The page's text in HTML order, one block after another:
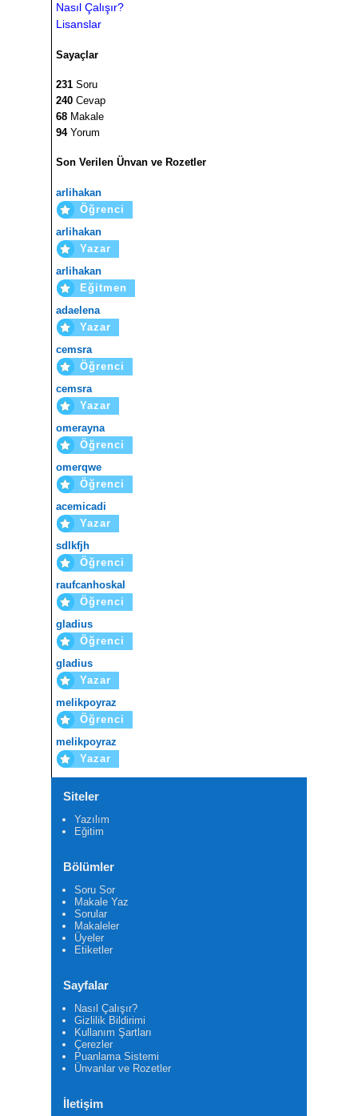
Nasıl Çalışır?
Lisanslar
Sayaçlar
231 Soru
240 Cevap
68 Makale
94Yorum
Son Verilen Ünvan ve Rozetler
arlihakan
Öğrenci
arlihakan
Yazar
arlihakan
Eğitmen
adaelena
Yazar
cemsra
Öğrenci
cemsra
Yazar
omerayna
Öğrenci
omerqwe
Öğrenci
acemicadi
Yazar
sdlkfjh
Öğrenci
raufcanhoskal
Öğrenci
gladius
Öğrenci
gladius
Yazar
melikpoyraz
Öğrenci
melikpoyraz
Yazar
Siteler
Yazılım
Eğitim
Bölümler
Soru Sor
Makale Yaz
Sorular
Makaleler
Üyeler
Etiketler
Sayfalar
Nasıl Çalışır?
Gizlilik Bildirimi
Kullanım Şartları
Çerezler
Puanlama Sistemi
Ünvanlar ve Rozetler
İletişim